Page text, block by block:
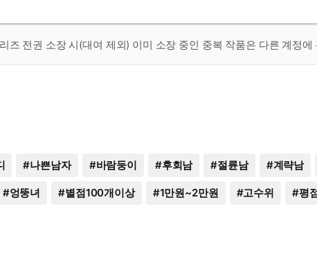
즈 전권 소장 시(대여 제외) 이미 소장 중인 중복 작품은 다른 계정
#나쁜남자 #바람둥이 #후회남 #절륜남 #계략남
#엉뚱녀 #별점100개이상 #1만원~2만원 #고수위 #평